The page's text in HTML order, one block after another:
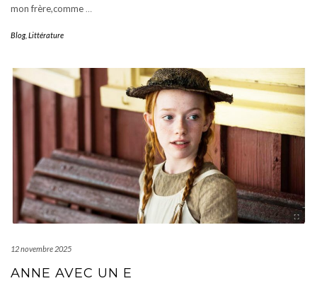
mon frère,comme…
Blog, Littérature
12 novembre 2025
ANNE AVEC UN E